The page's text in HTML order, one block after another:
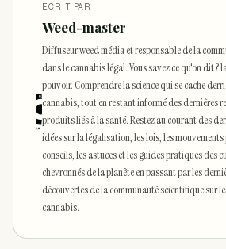
ECRIT PAR
Weed-master
Diffuseur weed média et responsable de la
dans le cannabis légal. Vous savez ce qu'on dit ?
pouvoir. Comprendre la science qui se cache
cannabis, tout en restant informé des dernières
produits liés à la santé. Restez au courant des
idées sur la légalisation, les lois, les
conseils, les astuces et les guides pratiques des
chevronnés de la planète en passant par les
découvertes de la communauté scientifique sur
cannabis.